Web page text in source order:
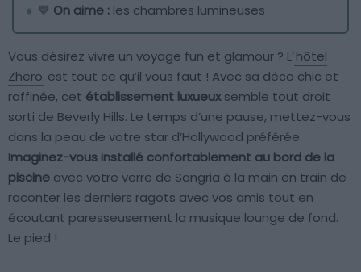
💙 On aime : les chambres lumineuses
Vous désirez vivre un voyage fun et glamour ? L’hôtel
Zhero est tout ce qu’il vous faut ! Avec sa déco chic et
raffinée, cet établissement luxueuxsemble tout droit
sorti de Beverly Hills. Le temps d’une pause, mettez-vous
dans la peau de votre star d’Hollywood préférée.
Imaginez-vous installé confortablement au bord de la
piscine avec votre verre de Sangria à la main en train de
raconter les derniers ragots avec vos amis tout en
écoutant paresseusement la musique lounge de fond.
Le pied !